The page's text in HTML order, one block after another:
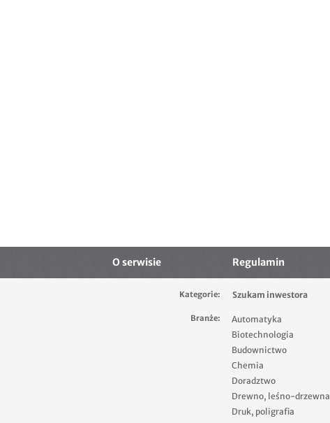
O serwisie Regulamin
Kategorie: Szukam inwestora
Branże:
Automatyka
Biotechnologia
Budownictwo
Chemia
Doradztwo
Drewno, leśno-drzewna
Druk, poligrafia